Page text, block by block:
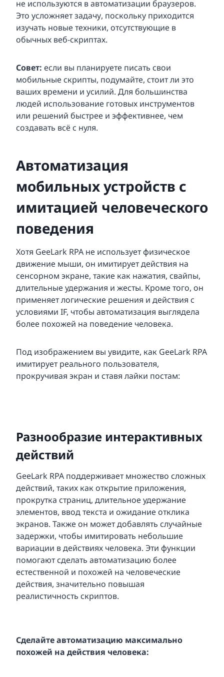
не используются в автоматизации браузеров.
Это усложняет задачу, поскольку приходится
изучать новые техники, отсутствующие в
обычных веб-скриптах.
Совет: если вы планируете писать свои
мобильные скрипты, подумайте, стоит ли это
ваших времени и усилий. Для большинства
людей использование готовых инструментов
или решений быстрее и эффективнее, чем
создавать всё с нуля.
Автоматизация
мобильных устройств с
имитацией человеческого
поведения
Хотя GeeLark RPA не использует физическое
движение мыши, он имитирует действия на
сенсорном экране, такие как нажатия, свайпы,
длительные удержания и жесты. Кроме того, он
применяет логические решения и действия с
условиями IF, чтобы автоматизация выглядела
более похожей на поведение человека.
Под изображением вы увидите, как GeeLark RPA
имитирует реального пользователя,
прокручивая экран и ставя лайки постам:
Разнообразие интерактивных
действий
GeeLark RPA поддерживает множество сложных
действий, таких как открытие приложения,
прокрутка страниц, длительное удержание
элементов, ввод текста и ожидание отклика
экранов. Также он может добавлять случайные
задержки, чтобы имитировать небольшие
вариации в действиях человека. Эти функции
помогают сделать автоматизацию более
естественной и похожей на человеческие
действия, значительно повышая
реалистичность скриптов.
Сделайте автоматизацию максимально
похожей на действия человека: